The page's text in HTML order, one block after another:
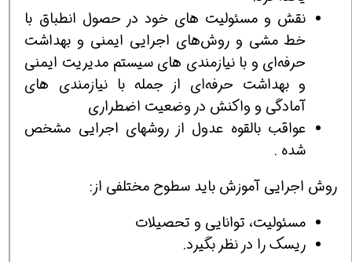
نقش و مسئولیت های خود در حصول انطباق با
خط مشی و روش‌های اجرایی ایمنی و بهداشت
حرفه‌ای و با نیازمندی های سیستم مدیریت ایمنی
و بهداشت حرفه‌ای از جمله با نیازمندی های
آمادگی و واکنش در وضعیت اضطراری
عواقب بالقوه عدول از روشهای اجرایی مشخص
شده .
روش‌ اجرایی آموزش بايد سطوح مختلفی از:
مسئولیت، توانایی و تحصیلات
ريسک را در نظر بگيرد.